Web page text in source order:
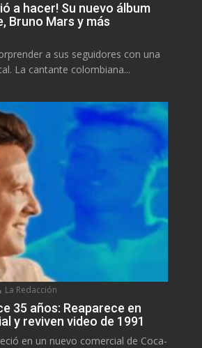
a hacer! Su nuevo álbum
Bruno Mars y más
a sus seguidores con una
La cantante colombiana...
La Redacción
35 años: Reaparece en
y reviven video de 1991
en un nuevo comercial de Coca-